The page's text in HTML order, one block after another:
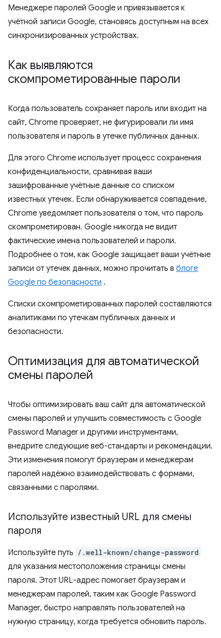
Менеджере паролей Google и привязывается к
учётной записи Google, становясь доступным на всех
синхронизированных устройствах.
Как выявляются
скомпрометированные пароли
Когда пользователь сохраняет пароль или входит на
сайт, Chrome проверяет, не фигурировали ли имя
пользователя и пароль в утечке публичных данных.
Для этого Chrome использует процесс сохранения
конфиденциальности, сравнивая ваши
зашифрованные учётные данные со списком
известных утечек. Если обнаруживается совпадение,
Chrome уведомляет пользователя о том, что пароль
скомпрометирован. Google никогда не видит
фактические имена пользователей и пароли.
Подробнее о том, как Google защищает ваши учётные
записи от утечек данных, можно прочитать в блоге
Google по безопасности .
Списки скомпрометированных паролей составляются
аналитиками по утечкам публичных данных и
безопасности.
Оптимизация для автоматической
смены паролей
Чтобы оптимизировать ваш сайт для автоматической
смены паролей и улучшить совместимость с Google
Password Manager и другими инструментами,
внедрите следующие веб-стандарты и рекомендации.
Эти изменения помогут браузерам и менеджерам
паролей надёжно взаимодействовать с формами,
связанными с паролями.
Используйте известный URL для смены
пароля
Используйте путь /.well-known/change-password
для указания местоположения страницы смены
пароля. Этот URL-адрес помогает браузерам и
менеджерам паролей, таким как Google Password
Manager, быстро направлять пользователей на
нужную страницу, когда требуется обновить пароль.